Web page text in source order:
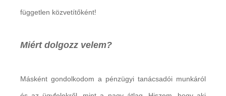
független közvetítőként!
Miért dolgozz velem?
Másként gondolkodom a pénzügyi tanácsadói munkáról